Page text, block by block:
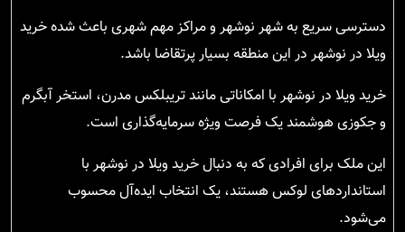
دسترسی سریع به شهر نوشهر و مراکز مهم شهری باعث شده خرید
ویلا در نوشهر در این منطقه بسیار پرتقاضا باشد.
خرید ویلا در نوشهر با امکاناتی مانند تریبلکس مدرن، استخر آبگرم
و جکوزی هوشمند یک فرصت ویژه سرمایه‌گذاری است.
این ملک برای افرادی که به دنبال خرید ویلا در نوشهر با
استانداردهای لوکس هستند، یک انتخاب ایده‌آل محسوب
می‌شود.